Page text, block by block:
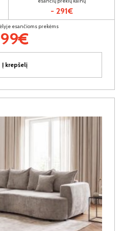
- 291€
esančioms prekėms
Į krepšelį